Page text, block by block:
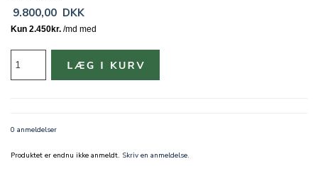
9.800,00 DKK
0 anmeldelser
Produktet er endnu ikke anmeldt. Skriv en anmeldelse.